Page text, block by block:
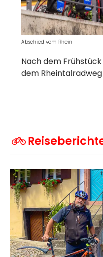
Nach dem
dem Rheintalradweg
Abschied vom Rhein